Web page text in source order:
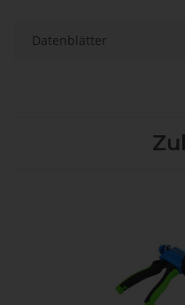
Datenblätter